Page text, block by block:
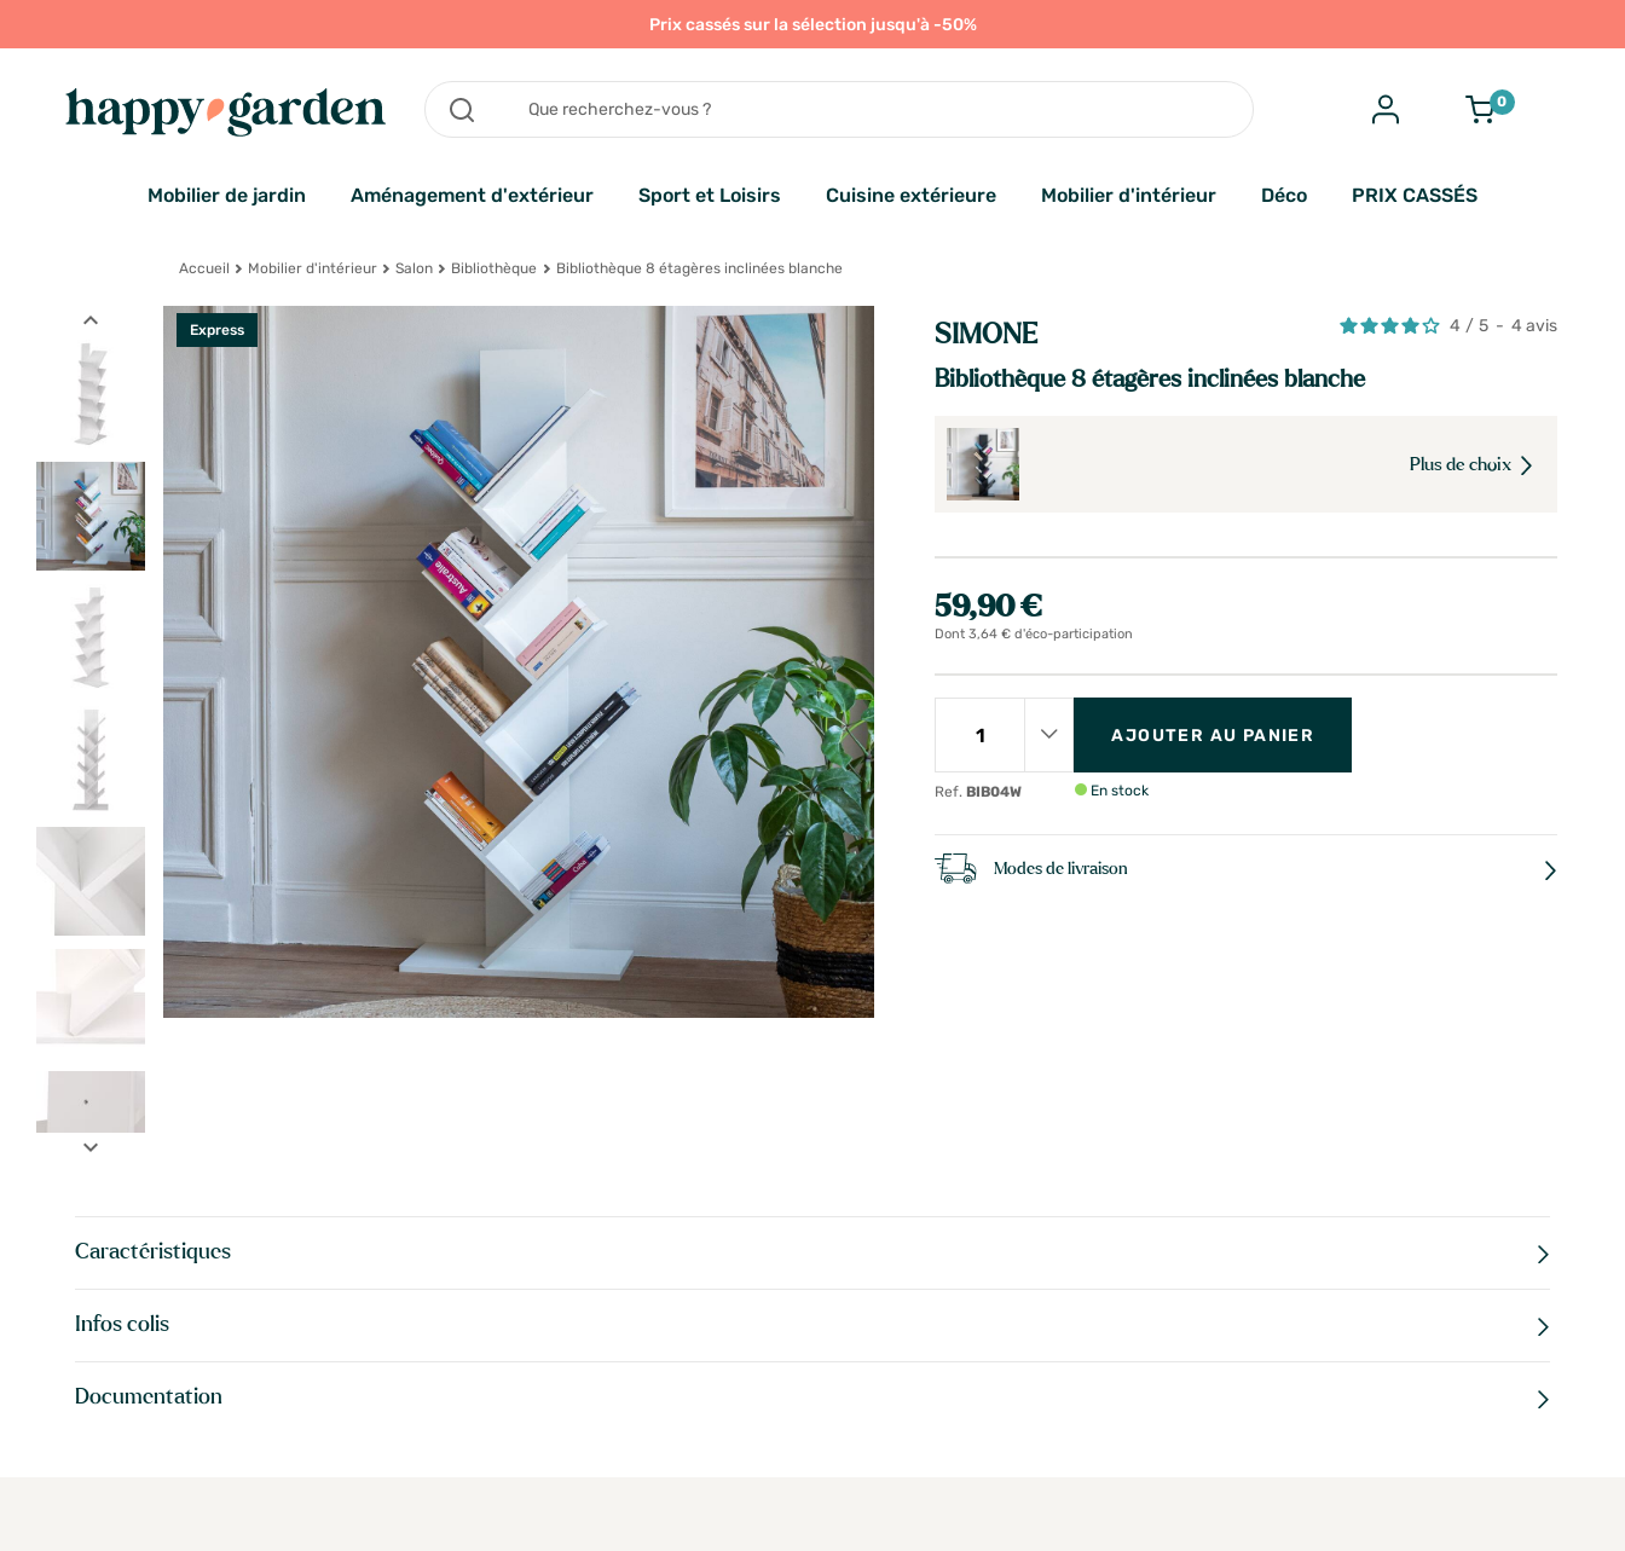
Prix cassés sur la sélection jusqu'à -50%
0
Mobilier de jardin Aménagement d'extérieur Sport et Loisirs Cuisine extérieure Mobilier d'intérieur Déco PRIX CASSÉS
Accueil Mobilier d'intérieur Salon Bibliothèque Bibliothèque 8 étagères inclinées blanche
expand_less
expand_more
Express SIMONE
Bibliothèque 8 étagères inclinées blanche
4 / 5 - 4avis
Plus de choix
59,90 €
Dont 3,64 € d'éco-participation
Ref. BIB04W
AJOUTER AU PANIER
En stock
Modes de livraison
Caractéristiques
Infos colis
Documentation